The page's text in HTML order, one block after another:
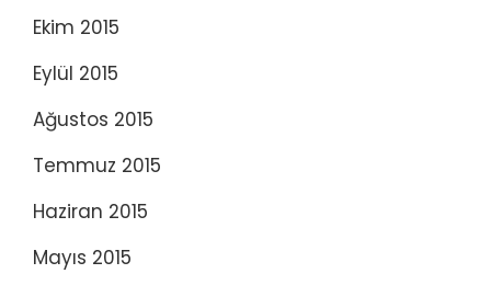
Ekim 2015
Eylül 2015
Ağustos 2015
Temmuz 2015
Haziran 2015
Mayıs 2015